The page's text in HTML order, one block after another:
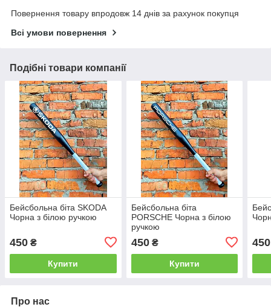
Повернення товару впродовж 14 днів за рахунок покупця
Всі умови повернення
Подібні товари компанії
Бейсбольна біта SKODA
Чорна з білою ручкою
450 ₴
Купити
Бейсбольна біта
PORSCHE Чорна з білою
ручкою
450₴
Купити
450
Про нас